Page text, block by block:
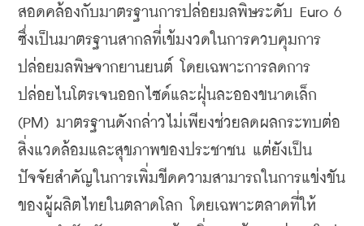
สอดคล้องกับมาตรฐานการปล่อยมลพิษระดับ Euro 6
ซึ่งเป็นมาตรฐานสากลที่เข้มงวดในการควบคุมการ
ปล่อยมลพิษจากยานยนต์ โดยเฉพาะการลดการ
ปล่อยไนโตรเจนออกไซด์และฝุ่นละอองขนาดเล็ก
(PM) มาตรฐานดังกล่าวไม่เพียงช่วยลดผลกระทบต่อ
สิ่งแวดล้อมและสุขภาพของประชาชน แต่ยังเป็น
ปัจจัยสำคัญในการเพิ่มขีดความสามารถในการแข่งขัน
ของผู้ผลิตไทยในตลาดโลก โดยเฉพาะตลาดที่ให้